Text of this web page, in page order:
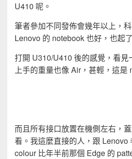
U410 呢。
筆者參加不同發佈會幾年以上，
Lenovo 的 notebook 也好，也起
打開 U310/U410 後的感覺，看
上手的重量也像 Air，甚輕，這是
而且所有接口放置在機側左右，
看。我這麼直接的人，跟 Lenovo
colour 比年半前那個 Edge 的